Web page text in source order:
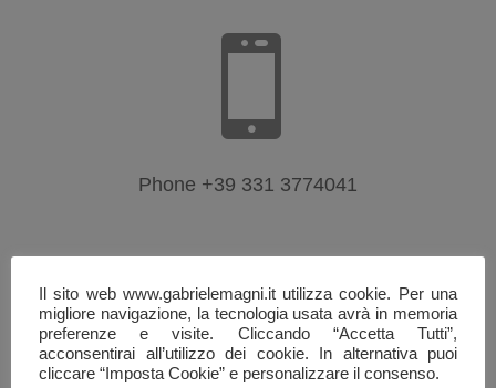

Phone +39 331 3774041
Il sito web www.gabrielemagni.it utilizza cookie. Per una
migliore navigazione, la tecnologia usata avrà in memoria
preferenze e visite. Cliccando “Accetta Tutti”,
acconsentirai all’utilizzo dei cookie. In alternativa puoi
cliccare “Imposta Cookie” e personalizzare il consenso.